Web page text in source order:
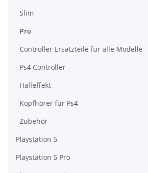
Slim
Pro
Controller Ersatzteile für alle Modelle
Ps4 Controller
Halleffekt
Kopfhörer für Ps4
Zubehör
Playstation 5
Playstation 5 Pro